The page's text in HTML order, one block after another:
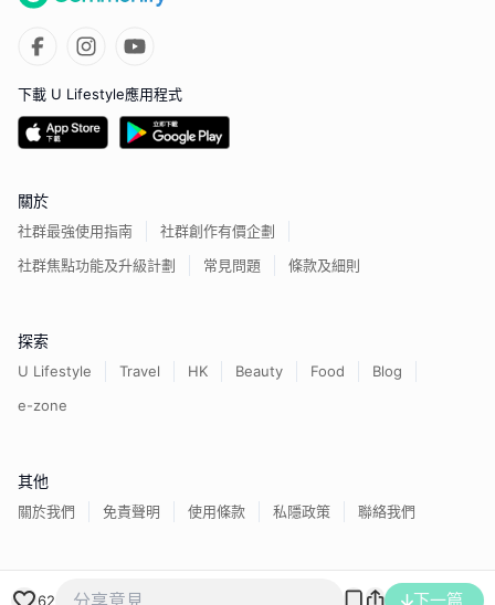
62 下一篇
下載 U Lifestyle應用程式
關於
社群最強使用指南
社群創作有價企劃
社群焦點功能及升級計劃
常見問題 條款及細則
探索
U Lifestyle Travel HK Beauty Food
Blog
e-zone
其他
關於我們 免責聲明 使用條款 私隱政策 聯絡我們
香港經濟日報版權所有©